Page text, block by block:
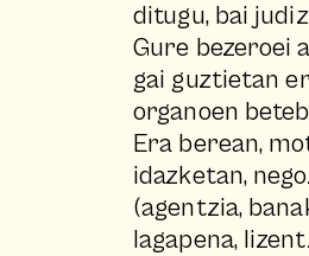
ditugu, bai
Gure bezeroei
gai guztietan
organoen
Era berean,
idazketan,
(agentzia,
lagapena,